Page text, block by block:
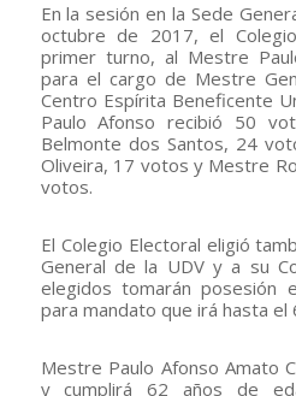
En la sesión en la Sede
octubre de 2017, el
primer turno, al Mestre
para el cargo de Mestre
Centro Espírita Beneficente
Paulo Afonso recibió 50
Belmonte dos Santos, 24
Oliveira, 17 votos y Mestre
votos.
El Colegio Electoral eligió
General de la UDV y a su
elegidos tomarán
para mandato que irá hasta
Mestre Paulo Afonso Amato
y cumplirá 62 años de